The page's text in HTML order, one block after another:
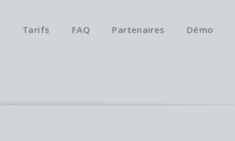
Tarifs FAQ Partenaires Démo